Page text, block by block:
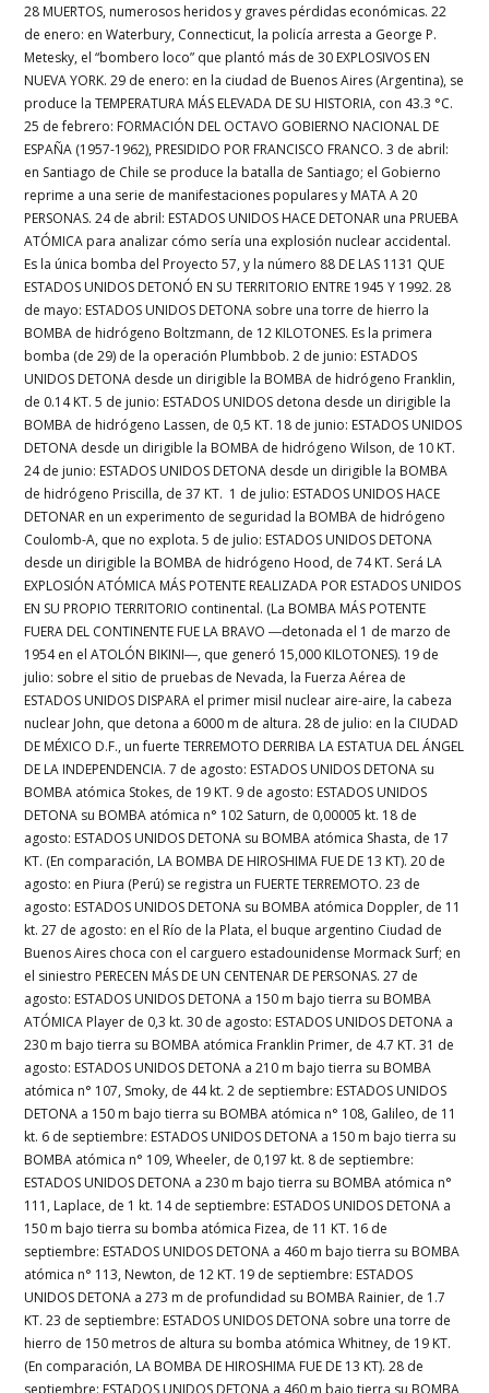
28 MUERTOS, numerosos heridos y graves pérdidas económicas. 22
de enero: en Waterbury, Connecticut, la policía arresta a George P.
Metesky, el “bombero loco” que plantó más de 30 EXPLOSIVOS EN
NUEVA YORK. 29 de enero: en la ciudad de Buenos Aires (Argentina), se
produce la TEMPERATURA MÁS ELEVADA DE SU HISTORIA, con 43.3 °C.
25 de febrero: FORMACIÓN DEL OCTAVO GOBIERNO NACIONAL DE
ESPAÑA (1957-1962), PRESIDIDO POR FRANCISCO FRANCO. 3 de abril:
en Santiago de Chile se produce la batalla de Santiago; el Gobierno
reprime a una serie de manifestaciones populares y MATA A 20
PERSONAS. 24 de abril: ESTADOS UNIDOS HACE DETONAR una PRUEBA
ATÓMICA para analizar cómo sería una explosión nuclear accidental.
Es la única bomba del Proyecto 57, y la número 88 DE LAS 1131 QUE
ESTADOS UNIDOS DETONÓ EN SU TERRITORIO ENTRE 1945 Y 1992. 28
de mayo: ESTADOS UNIDOS DETONA sobre una torre de hierro la
BOMBA de hidrógeno Boltzmann, de 12 KILOTONES. Es la primera
bomba (de 29) de la operación Plumbbob. 2 de junio: ESTADOS
UNIDOS DETONA desde un dirigible la BOMBA de hidrógeno Franklin,
de 0.14 KT. 5 de junio: ESTADOS UNIDOS detona desde un dirigible la
BOMBA de hidrógeno Lassen, de 0,5 KT. 18 de junio: ESTADOS UNIDOS
DETONA desde un dirigible la BOMBA de hidrógeno Wilson, de 10 KT.
24 de junio: ESTADOS UNIDOS DETONA desde un dirigible la BOMBA
de hidrógeno Priscilla, de 37 KT. 1 de julio: ESTADOS UNIDOS HACE
DETONAR en un experimento de seguridad la BOMBA de hidrógeno
Coulomb-A, que no explota. 5 de julio: ESTADOS UNIDOS DETONA
desde un dirigible la BOMBA de hidrógeno Hood, de 74 KT. Será LA
EXPLOSIÓN ATÓMICA MÁS POTENTE REALIZADA POR ESTADOS UNIDOS
EN SU PROPIO TERRITORIO continental. (La BOMBA MÁS POTENTE
FUERA DEL CONTINENTE FUE LA BRAVO ―detonada el 1 de marzo de
1954 en el ATOLÓN BIKINI―, que generó 15,000 KILOTONES). 19 de
julio: sobre el sitio de pruebas de Nevada, la Fuerza Aérea de
ESTADOS UNIDOS DISPARA el primer misil nuclear aire-aire, la cabeza
nuclear John, que detona a 6000 m de altura. 28 de julio: en la CIUDAD
DE MÉXICO D.F., un fuerte TERREMOTO DERRIBA LA ESTATUA DEL ÁNGEL
DE LA INDEPENDENCIA. 7 de agosto: ESTADOS UNIDOS DETONA su
BOMBA atómica Stokes, de 19 KT. 9 de agosto: ESTADOS UNIDOS
DETONA su BOMBA atómica n° 102 Saturn, de 0,00005 kt. 18 de
agosto: ESTADOS UNIDOS DETONA su BOMBA atómica Shasta, de 17
KT. (En comparación, LA BOMBA DE HIROSHIMA FUE DE 13 KT). 20 de
agosto: en Piura (Perú) se registra un FUERTE TERREMOTO. 23 de
agosto: ESTADOS UNIDOS DETONA su BOMBA atómica Doppler, de 11
kt. 27 de agosto: en el Río de la Plata, el buque argentino Ciudad de
Buenos Aires choca con el carguero estadounidense Mormack Surf; en
el siniestro PERECEN MÁS DE UN CENTENAR DE PERSONAS. 27 de
agosto: ESTADOS UNIDOS DETONA a 150 m bajo tierra su BOMBA
ATÓMICA Player de 0,3 kt. 30 de agosto: ESTADOS UNIDOS DETONA a
230 m bajo tierra su BOMBA atómica Franklin Primer, de 4.7 KT. 31 de
agosto: ESTADOS UNIDOS DETONA a 210 m bajo tierra su BOMBA
atómica n° 107, Smoky, de 44 kt. 2 de septiembre: ESTADOS UNIDOS
DETONA a 150 m bajo tierra su BOMBA atómica n° 108, Galileo, de 11
kt. 6 de septiembre: ESTADOS UNIDOS DETONA a 150 m bajo tierra su
BOMBA atómica n° 109, Wheeler, de 0,197 kt. 8 de septiembre:
ESTADOS UNIDOS DETONA a 230 m bajo tierra su BOMBA atómica n°
111, Laplace, de 1 kt. 14 de septiembre: ESTADOS UNIDOS DETONA a
150 m bajo tierra su bomba atómica Fizea, de 11 KT. 16 de
septiembre: ESTADOS UNIDOS DETONA a 460 m bajo tierra su BOMBA
atómica n° 113, Newton, de 12 KT. 19 de septiembre: ESTADOS
UNIDOS DETONA a 273 m de profundidad su BOMBA Rainier, de 1.7
KT. 23 de septiembre: ESTADOS UNIDOS DETONA sobre una torre de
hierro de 150 metros de altura su bomba atómica Whitney, de 19 KT.
(En comparación, LA BOMBA DE HIROSHIMA FUE DE 13 KT). 28 de
septiembre: ESTADOS UNIDOS DETONA a 460 m bajo tierra su BOMBA